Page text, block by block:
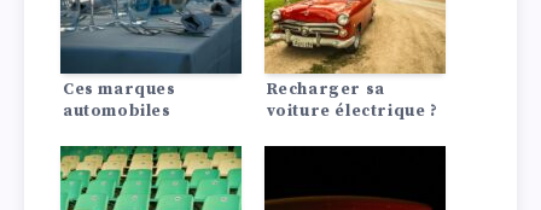
Ces marques
automobiles
véhicules
électriques de luxe
d’ici 2030
Recharger sa
voiture électrique ?